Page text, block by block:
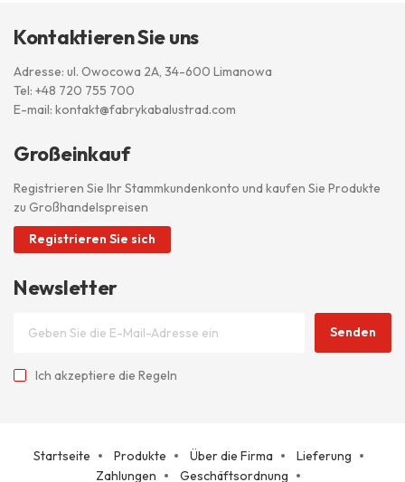
Kontaktieren Sie uns
Adresse: ul. Owocowa 2A, 34-600 Limanowa
Tel: +48 720 755 700
E-mail: kontakt@fabrykabalustrad.com
Großeinkauf
Registrieren Sie Ihr Stammkundenkonto und kaufen Sie Produkte
zu Großhandelspreisen
Registrieren Sie sich
Newsletter
Senden
Ich akzeptiere die Regeln
Startseite Produkte Über die Firma
Lieferung
Zahlungen
Geschäftsordnung